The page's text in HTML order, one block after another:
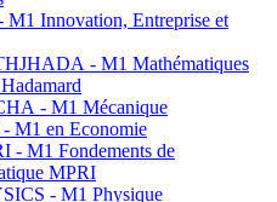
M1 Innovation, Entreprise et
- M1 Mathématiques
- M1 Mécanique
M1 en Economie
- M1 Fondements de
MPRI
- M1 Physique